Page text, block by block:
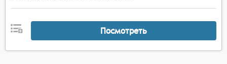
Посмотреть